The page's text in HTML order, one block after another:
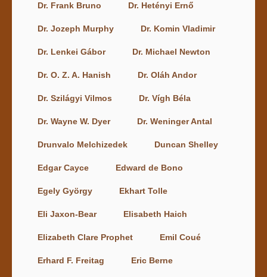
Dr. Frank Bruno Dr. Hetényi Ernő
Dr. Jozeph Murphy Dr. Komin Vladimir
Dr. Lenkei Gábor Dr. Michael Newton
Dr. O. Z. A. Hanish Dr. Oláh Andor
Dr. Szilágyi Vilmos Dr. Vígh Béla
Dr. Wayne W. Dyer Dr. Weninger Antal
Drunvalo Melchizedek Duncan Shelley
Edgar Cayce Edward de Bono
Egely György Ekhart Tolle
Eli Jaxon-Bear Elisabeth Haich
Elizabeth Clare Prophet Emil Coué
Erhard F. Freitag Eric Berne